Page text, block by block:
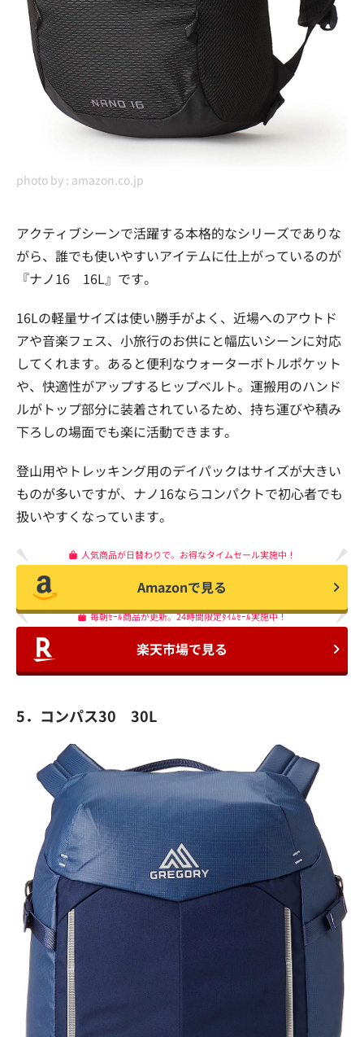
photo by : amazon.co.jp
アクティブシーンで活躍する本格的なシリーズでありな
がら、誰でも使いやすいアイテムに仕上がっているのが
『ナノ16 16L』です。
16Lの軽量サイズは使い勝手がよく、近場へのアウトド
アや音楽フェス、小旅行のお供にと幅広いシーンに対応
してくれます。あると便利なウォーターボトルポケット
や、快適性がアップするヒップベルト。運搬用のハンド
ルがトップ部分に装着されているため、持ち運びや積み
下ろしの場面でも楽に活動できます。
登山用やトレッキング用のデイパックはサイズが大きい
ものが多いですが、ナノ16ならコンパクトで初心者でも
扱いやすくなっています。
人気商品が日替わりで。お得なタイムセール実施中！
Amazonで見る
毎朝ｾｰﾙ商品が更新。24時間限定ﾀｲﾑｾｰﾙ実施中！
楽天市場で見る
5．コンパス30 30L